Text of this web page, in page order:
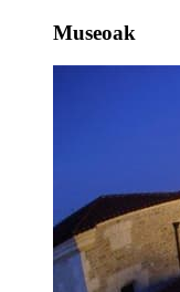
Museoak